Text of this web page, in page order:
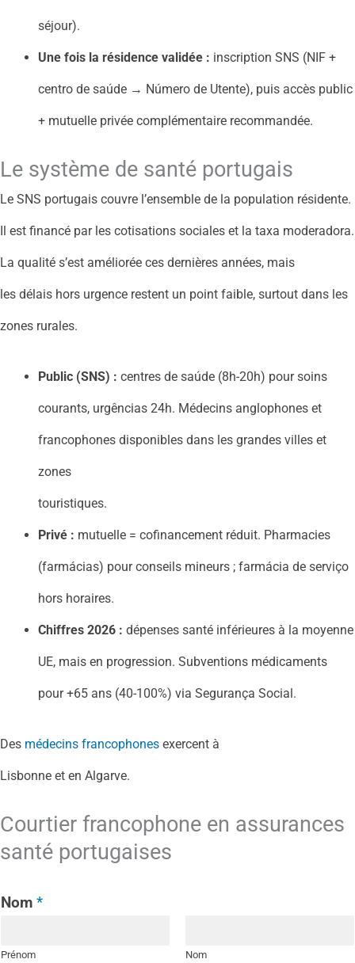
séjour).
Une fois la résidence validée : inscription SNS (NIF +
centro de saúde → Número de Utente), puis accès public
+ mutuelle privée complémentaire recommandée.
Le système de santé portugais
Le SNS portugais couvre l’ensemble de la population résidente.
Il est financé par les cotisations sociales et la taxa moderadora.
La qualité s’est améliorée ces dernières années, mais
les délais hors urgence restent un point faible, surtout dans les
zones rurales.
Public (SNS) : centres de saúde (8h-20h) pour soins
courants, urgências 24h. Médecins anglophones et
francophones disponibles dans les grandes villes et
zones
touristiques.
Privé : mutuelle = cofinancement réduit. Pharmacies
(farmácias) pour conseils mineurs ; farmácia de serviço
hors horaires.
Chiffres 2026 : dépenses santé inférieures à la moyenne
UE, mais en progression. Subventions médicaments
pour +65 ans (40-100%) via Segurança Social.
Des médecins francophones exercent à
Lisbonne et en Algarve.
Courtier francophone en assurances
santé portugaises
Nom *
Prénom Nom